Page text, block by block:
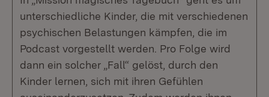
unterschiedliche Kinder, die mit verschiedenen
psychischen Belastungen kämpfen, die im
Podcast vorgestellt werden. Pro Folge wird
dann ein solcher „Fall“ gelöst, durch den
Kinder lernen, sich mit ihren Gefühlen